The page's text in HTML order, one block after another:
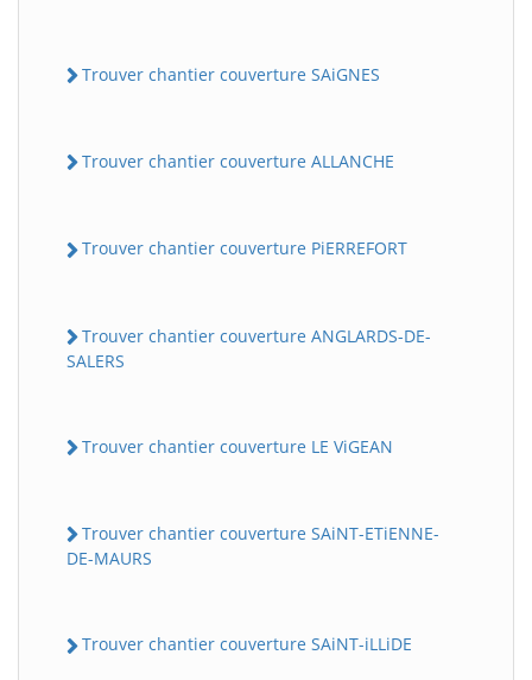
Trouver chantier couverture SAiGNES
Trouver chantier couverture ALLANCHE
Trouver chantier couverture PiERREFORT
Trouver chantier couverture ANGLARDS-DE-
SALERS
Trouver chantier couverture LE ViGEAN
Trouver chantier couverture SAiNT-ETiENNE-
DE-MAURS
Trouver chantier couverture SAiNT-iLLiDE